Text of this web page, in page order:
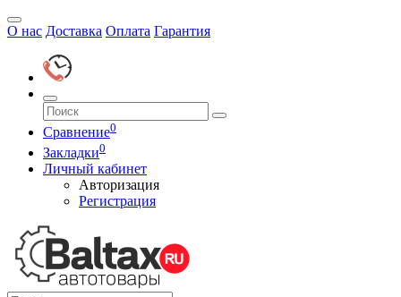
О нас Доставка Оплата Гарантия
Сравнение0
Закладки0
Личный кабинет
Авторизация
Регистрация